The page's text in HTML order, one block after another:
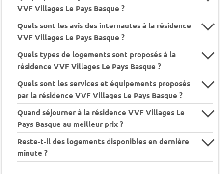
VVF Villages Le Pays Basque ?
Quels sont les avis des internautes à la résidence
VVF Villages Le Pays Basque ?
Quels types de logements sont proposés à la
résidence VVF Villages Le Pays Basque ?
Quels sont les services et équipements proposés
par la résidence VVF Villages Le Pays Basque ?
Quand séjourner à la résidence VVF Villages Le
Pays Basque au meilleur prix ?
Reste-t-il des logements disponibles en dernière
minute ?